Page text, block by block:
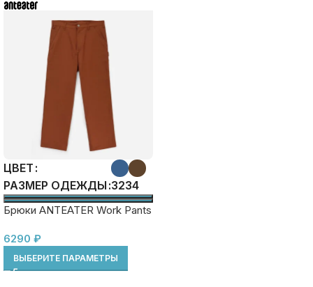
ЦВЕТ
РАЗМЕР ОДЕЖДЫ 3234
Брюки ANTEATER Work Pants
6290 ₽
ВЫБЕРИТЕ ПАРАМЕТРЫ